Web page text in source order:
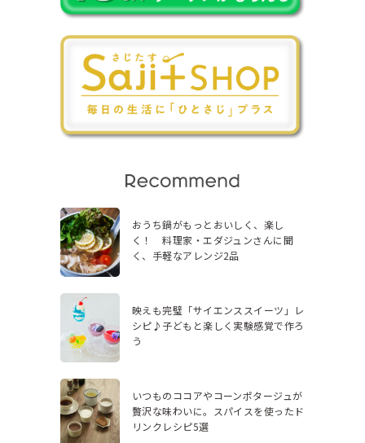
おうち鍋がもっとおいしく、楽し
く！ 料理家・エダジュンさんに聞
く、手軽なアレンジ2品
映えも完璧「サイエンススイーツ」レ
シピ♪子どもと楽しく実験感覚で作ろ
う
いつものココアやコーンポタージュが
贅沢な味わいに。スパイスを使ったド
リンクレシピ5選